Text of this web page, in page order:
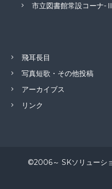
市立図書館常設コーナ-Ⅱ
飛耳長目
写真短歌・その他投稿
アーカイブス
リンク
©2006～ SKソリューシ